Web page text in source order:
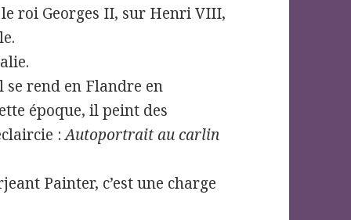
roi Georges II, sur Henri VIII,
se rend en Flandre en
époque, il peint des
:Autoportrait au carlin
Painter, c’est une charge